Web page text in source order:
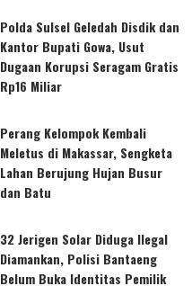
Polda Sulsel Geledah Disdik dan
Kantor Bupati Gowa, Usut
Dugaan Korupsi Seragam Gratis
Rp16 Miliar
Perang Kelompok Kembali
Meletus di Makassar, Sengketa
Lahan Berujung Hujan Busur
dan Batu
32 Jerigen Solar Diduga Ilegal
Diamankan, Polisi Bantaeng
Belum Buka Identitas Pemilik